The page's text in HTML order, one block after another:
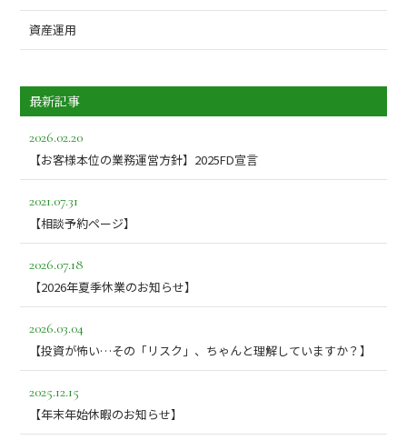
資産運用
最新記事
2026.02.20
【お客様本位の業務運営方針】2025FD宣言
2021.07.31
【相談予約ページ】
2026.07.18
【2026年夏季休業のお知らせ】
2026.03.04
【投資が怖い…その「リスク」、ちゃんと理解していますか？】
2025.12.15
【年末年始休暇のお知らせ】